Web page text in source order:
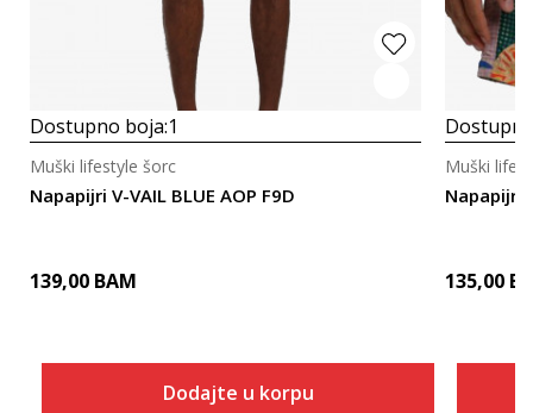
Dostupno boja:1
Napapijri V-VAIL BLUE AOP F9D
Muški lifestyle šorc
139,00 BAM
Dodajte u korpu
Napapijri
Muški
135,00